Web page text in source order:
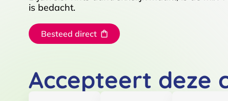
is bedacht.
Besteed direct
Accepteert deze